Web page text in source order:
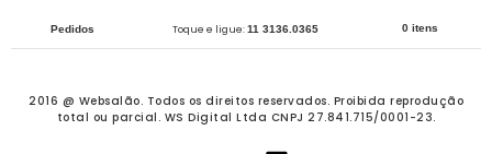
Pedidos Toque e ligue:11 3136.0365 0 itens
2016 @ Websalão. Todos os direitos reservados. Proibida reprodução
total ou parcial. WS Digital Ltda CNPJ 27.841.715/0001-23.